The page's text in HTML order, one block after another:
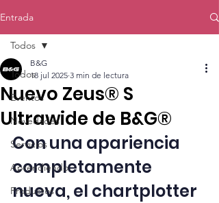
Entrada
Todos
Eventos
Novedades
Servicios
Aprendiendo
Productos
Todos
Nuevo Zeus® S
Ultrawide de B&G®
B&G
18 jul 2025 3 min de lectura
Con una apariencia
completamente
nueva, el chartplotter